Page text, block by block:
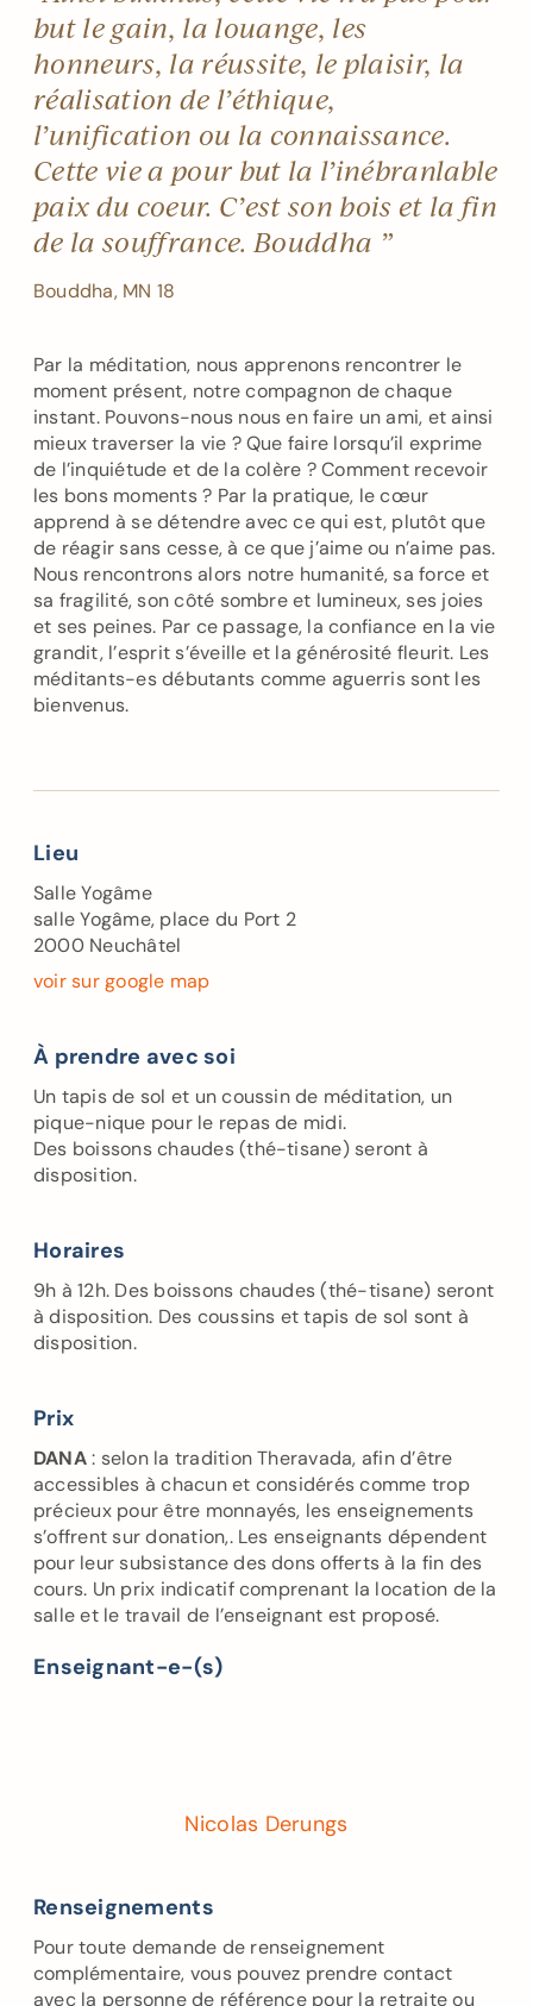
but le gain, la louange, les
honneurs, la réussite, le plaisir, la
réalisation de l’éthique,
l’unification ou la connaissance.
Cette vie a pour but la l’inébranlable
paix du coeur. C’est son bois et la fin
de la souffrance. Bouddha ”
Bouddha, MN 18
Par la méditation, nous apprenons rencontrer le
moment présent, notre compagnon de chaque
instant. Pouvons-nous nous en faire un ami, et ainsi
mieux traverser la vie ? Que faire lorsqu’il exprime
de l’inquiétude et de la colère ? Comment recevoir
les bons moments ? Par la pratique, le cœur
apprend à se détendre avec ce qui est, plutôt que
de réagir sans cesse, à ce que j’aime ou n’aime pas.
Nous rencontrons alors notre humanité, sa force et
sa fragilité, son côté sombre et lumineux, ses joies
et ses peines. Par ce passage, la confiance en la vie
grandit, l’esprit s’éveille et la générosité fleurit. Les
méditants-es débutants comme aguerris sont les
bienvenus.
Lieu
Salle Yogâme
salle Yogâme, place du Port 2
2000 Neuchâtel
voir sur google map
À prendre avec soi
Un tapis de sol et un coussin de méditation, un
pique-nique pour le repas de midi.
Des boissons chaudes (thé-tisane) seront à
disposition.
Horaires
9h à 12h. Des boissons chaudes (thé-tisane) seront
à disposition. Des coussins et tapis de sol sont à
disposition.
Prix
DANA: selon la tradition Theravada, afin d’être
accessibles à chacun et considérés comme trop
précieux pour être monnayés, les enseignements
s’offrent sur donation,. Les enseignants dépendent
pour leur subsistance des dons offerts à la fin des
cours. Un prix indicatif comprenant la location de la
salle et le travail de l’enseignant est proposé.
Enseignant-e-(s)
Nicolas Derungs
Renseignements
Pour toute demande de renseignement
complémentaire, vous pouvez prendre contact
avec la personne de référence pour la retraite ou